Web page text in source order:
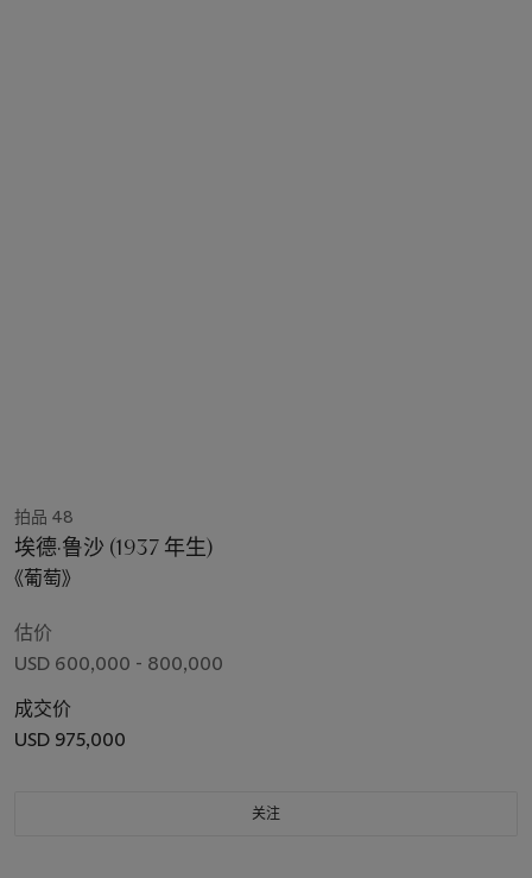
拍品 48
埃德·鲁沙 (1937 年生)
《葡萄》
估价
USD 600,000 - 800,000
成交价
USD 975,000
关注